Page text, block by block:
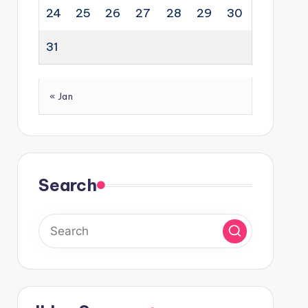
24 25 26 27 28 29 30
31
« Jan
Search